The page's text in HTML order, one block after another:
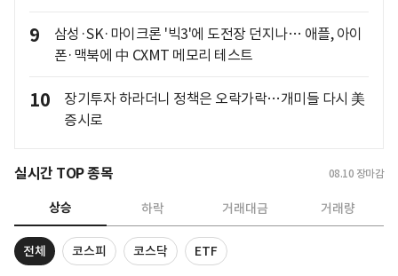
9
삼성·SK·마이크론 '빅3'에 도전장 던지나… 애플, 아이
폰·맥북에 中 CXMT 메모리 테스트
10
장기투자 하라더니 정책은 오락가락…개미들 다시 美
증시로
실시간 TOP 종목 08.10 장마감
상승 하락 거래대금 거래량
전체 코스피 코스닥 ETF